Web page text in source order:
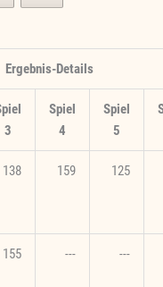
Ergebnis-Details
3
Spiel
4
Spiel
5
138 159 125
155 --- ---